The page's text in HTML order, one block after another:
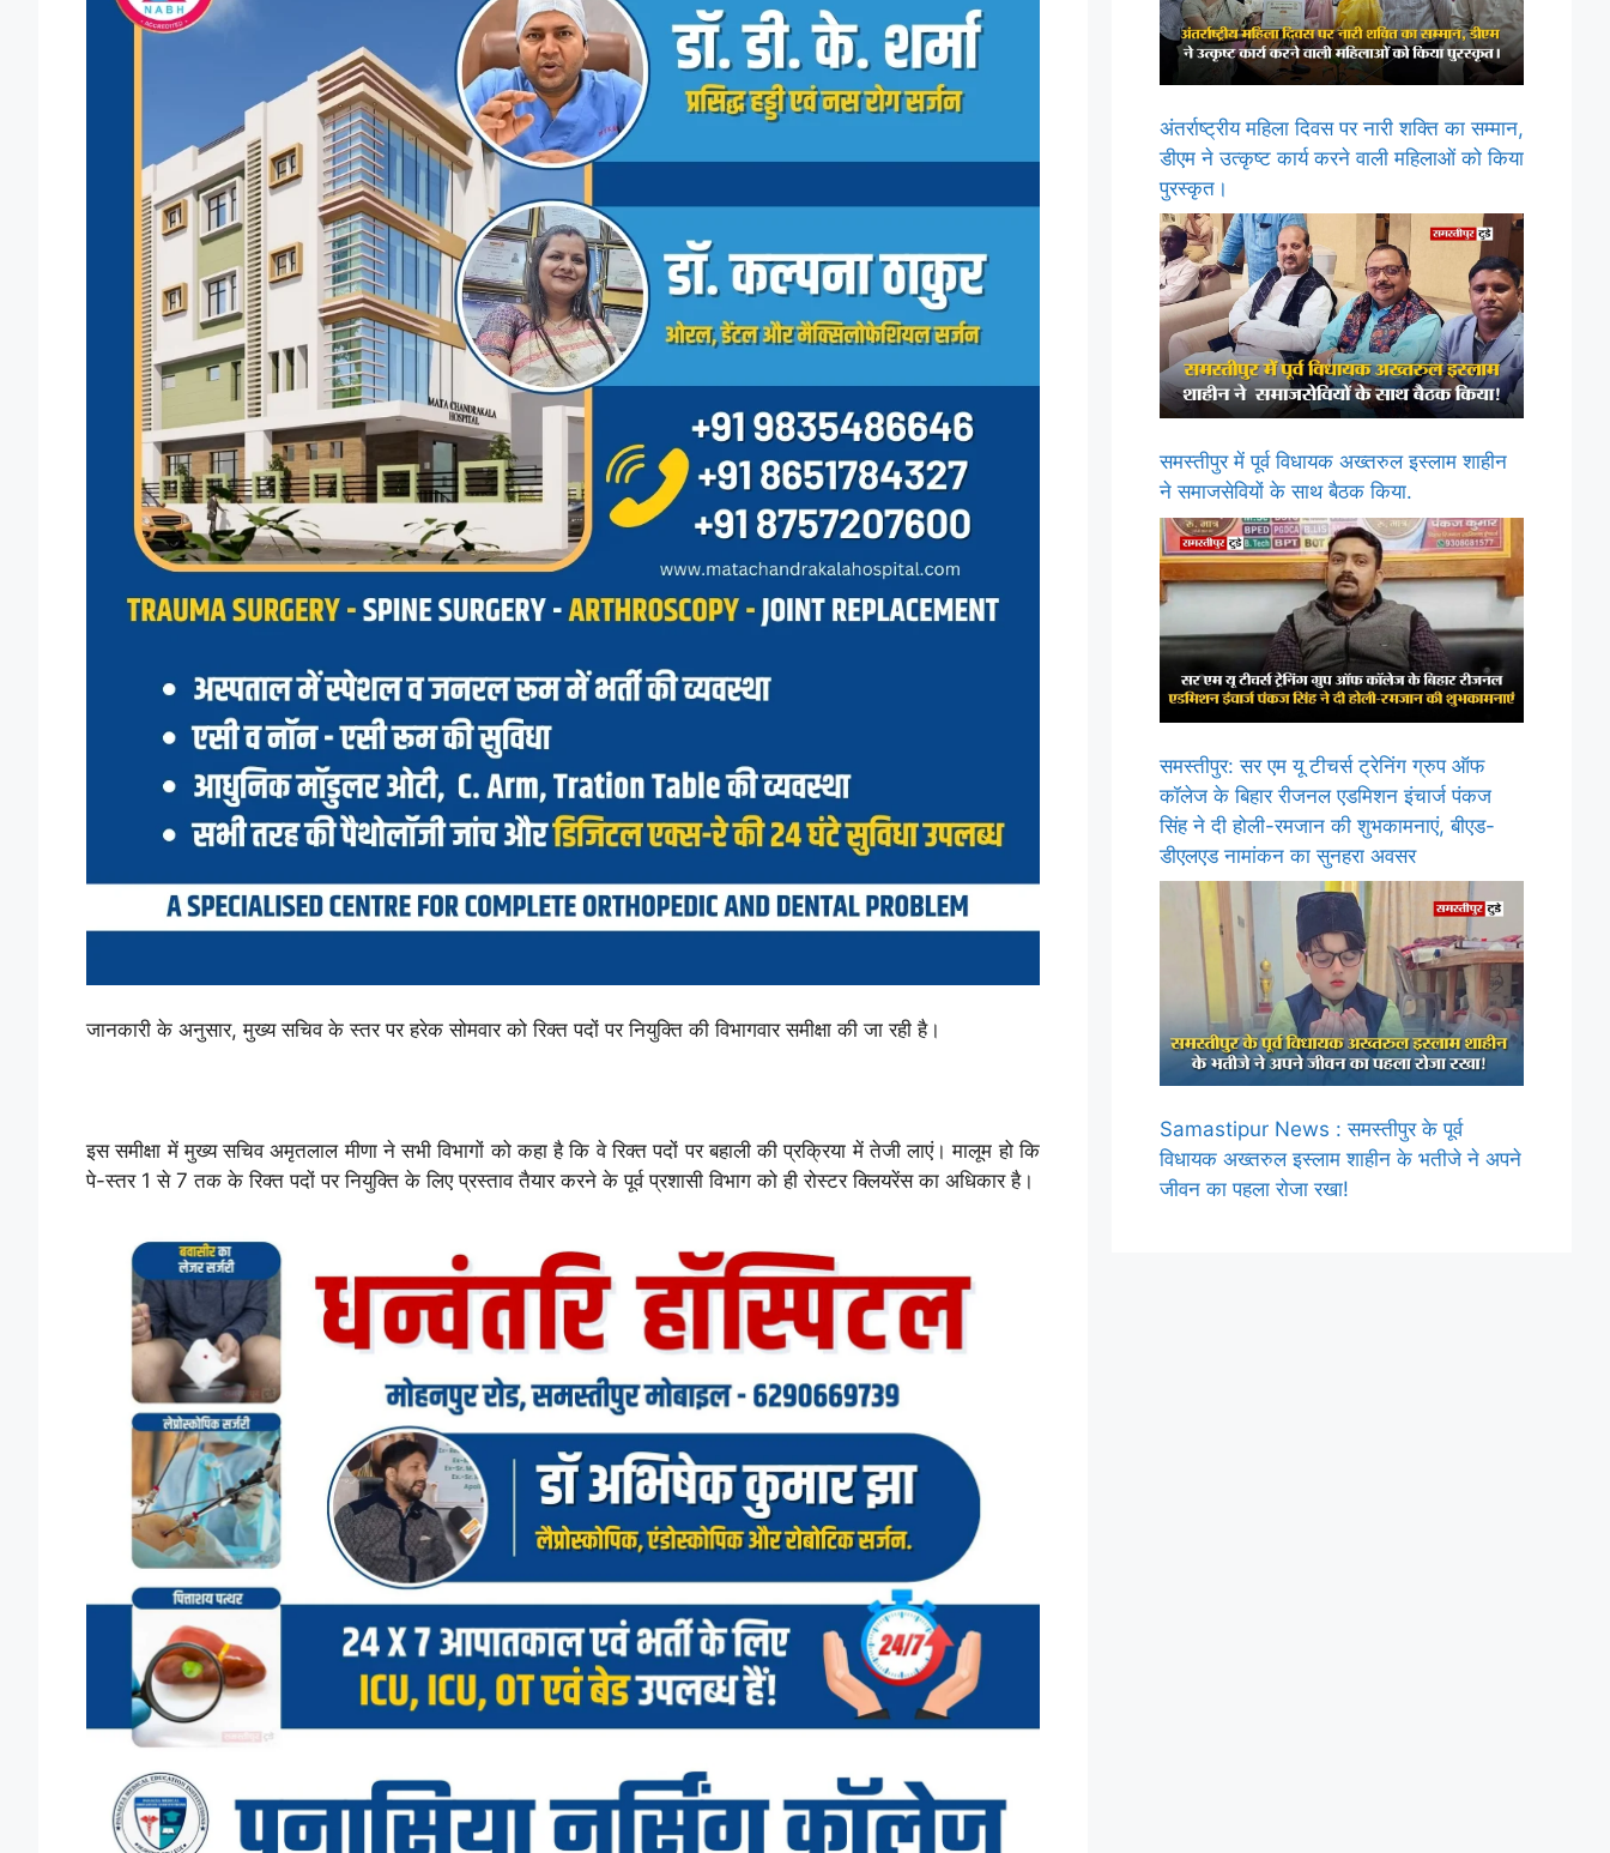
जानकारी के अनुसार, मुख्य सचिव के स्तर पर हरेक सोमवार को रिक्त पदों पर नियुक्ति की विभागवार समीक्षा की जा रही है।
इस समीक्षा में मुख्य सचिव अमृतलाल मीणा ने सभी विभागों को कहा है कि वे रिक्त पदों पर बहाली की प्रक्रिया में तेजी लाएं। मालूम हो कि
पे-स्तर 1 से 7 तक के रिक्त पदों पर नियुक्ति के लिए प्रस्ताव तैयार करने के पूर्व प्रशासी विभाग को ही रोस्टर क्लियरेंस का अधिकार है।
अंतर्राष्ट्रीय महिला दिवस पर नारी शक्ति का सम्मान,
डीएम ने उत्कृष्ट कार्य करने वाली महिलाओं को किया
पुरस्कृत।
समस्तीपुर में पूर्व विधायक अख्तरुल इस्लाम शाहीन
ने समाजसेवियों के साथ बैठक किया.
समस्तीपुर: सर एम यू टीचर्स ट्रेनिंग ग्रुप ऑफ
कॉलेज के बिहार रीजनल एडमिशन इंचार्ज पंकज
सिंह ने दी होली-रमजान की शुभकामनाएं, बीएड-
डीएलएड नामांकन का सुनहरा अवसर
Samastipur News : समस्तीपुर के पूर्व
विधायक अख्तरुल इस्लाम शाहीन के भतीजे ने अपने
जीवन का पहला रोजा रखा!